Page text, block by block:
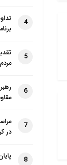
4
5
6
7
در
8